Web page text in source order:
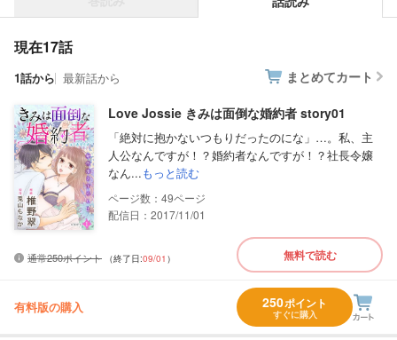
現在17話
1話から 最新話から まとめてカート
Love Jossie きみは面倒な婚約者 story01
「絶対に抱かないつもりだったのにな」…。私、主
人公なんですが！？婚約者なんですが！？社長令嬢
なん...もっと読む
49
配信日：2017/11/01
通常250ポイント （終了日:09/01 ） 無料で読む
有料版の購入 250ポイント
すぐに購入